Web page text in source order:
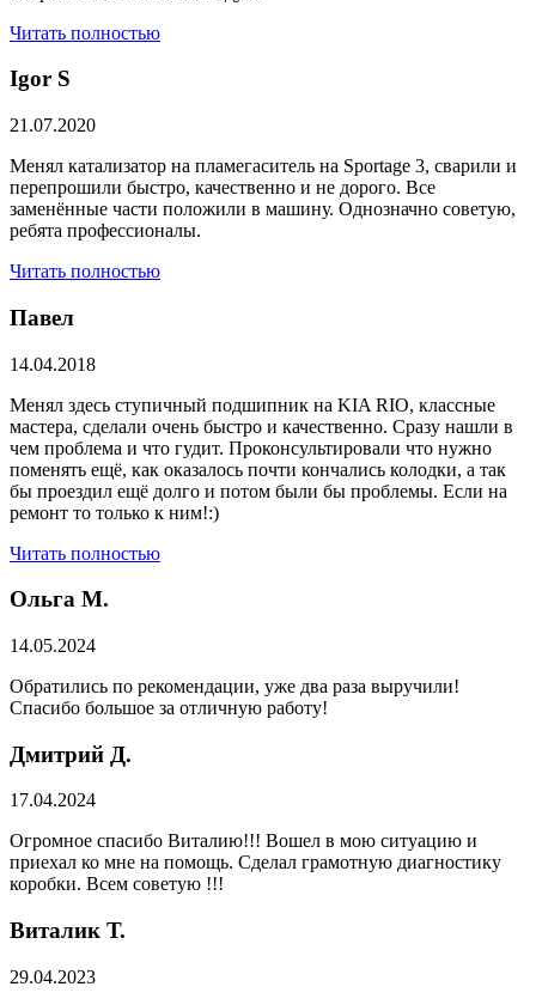
Читать полностью
​Igor S
21.07.2020
Менял катализатор на пламегаситель на Sportage 3, сварили и
перепрошили быстро, качественно и не дорого. Все
заменённые части положили в машину. Однозначно советую,
ребята профессионалы.
Читать полностью
Павел
14.04.2018
Менял здесь ступичный подшипник на KIA RIO, классные
мастера, сделали очень быстро и качественно. Сразу нашли в
чем проблема и что гудит. Проконсультировали что нужно
поменять ещё, как оказалось почти кончались колодки, а так
бы проездил ещё долго и потом были бы проблемы. Если на
ремонт то только к ним!:)
Читать полностью
Ольга М.
14.05.2024
Обратились по рекомендации, уже два раза выручили!
Спасибо большое за отличную работу!
Дмитрий Д.
17.04.2024
Огромное спасибо Виталию!!! Вошел в мою ситуацию и
приехал ко мне на помощь. Сделал грамотную диагностику
коробки. Всем советую !!!
Виталик Т.
29.04.2023